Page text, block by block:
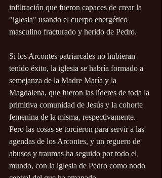
infiltración que fueron capaces de crear la
"iglesia" usando el cuerpo energético
masculino fracturado y herido de Pedro.
Si los Arcontes patriarcales no hubieran
tenido éxito, la iglesia se habría formado a
semejanza de la Madre María y la
Magdalena, que fueron las líderes de toda la
primitiva comunidad de Jesús y la cohorte
femenina de la misma, respectivamente.
Pero las cosas se torcieron para servir a las
agendas de los Arcontes, y un reguero de
abusos y traumas ha seguido por todo el
mundo, con la iglesia de Pedro como nodo